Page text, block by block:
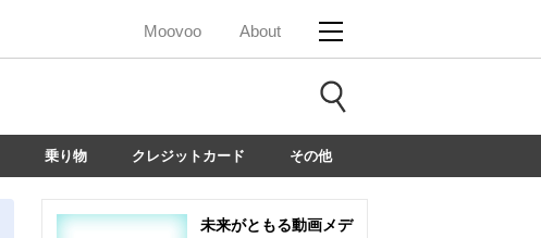
Moovoo About
乗り物 クレジットカード その他
未来がともる動画メデ